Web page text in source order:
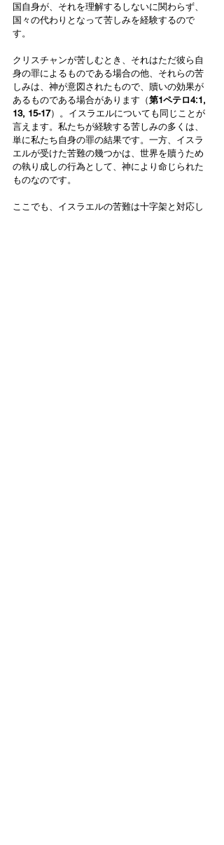
国自身が、それを理解するしないに関わらず、
国々の代わりとなって苦しみを経験するので
す。
クリスチャンが苦しむとき、それはただ彼ら自
身の罪によるものである場合の他、それらの苦
しみは、神が意図されたもので、贖いの効果が
あるものである場合があります（第1ペテロ4:1,
13, 15-17）。イスラエルについても同じことが
言えます。私たちが経験する苦しみの多くは、
単に私たち自身の罪の結果です。一方、イスラ
エルが受けた苦難の幾つかは、世界を贖うため
の執り成しの行為として、神により命じられた
ものなのです。
ここでも、イスラエルの苦難は十字架と対応し